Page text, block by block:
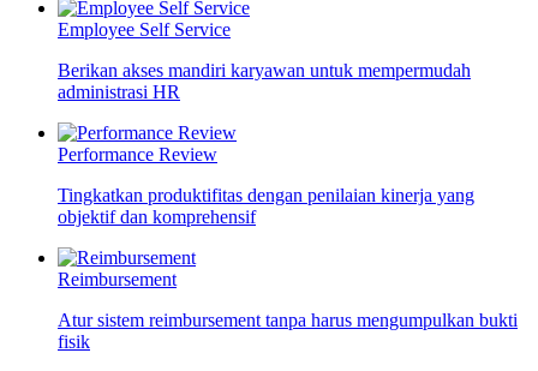
Employee Self Service
Berikan akses mandiri karyawan untuk mempermudah
administrasi HR
Performance Review
Tingkatkan produktifitas dengan penilaian kinerja yang
objektif dan komprehensif
Reimbursement
Atur sistem reimbursement tanpa harus mengumpulkan bukti
fisik